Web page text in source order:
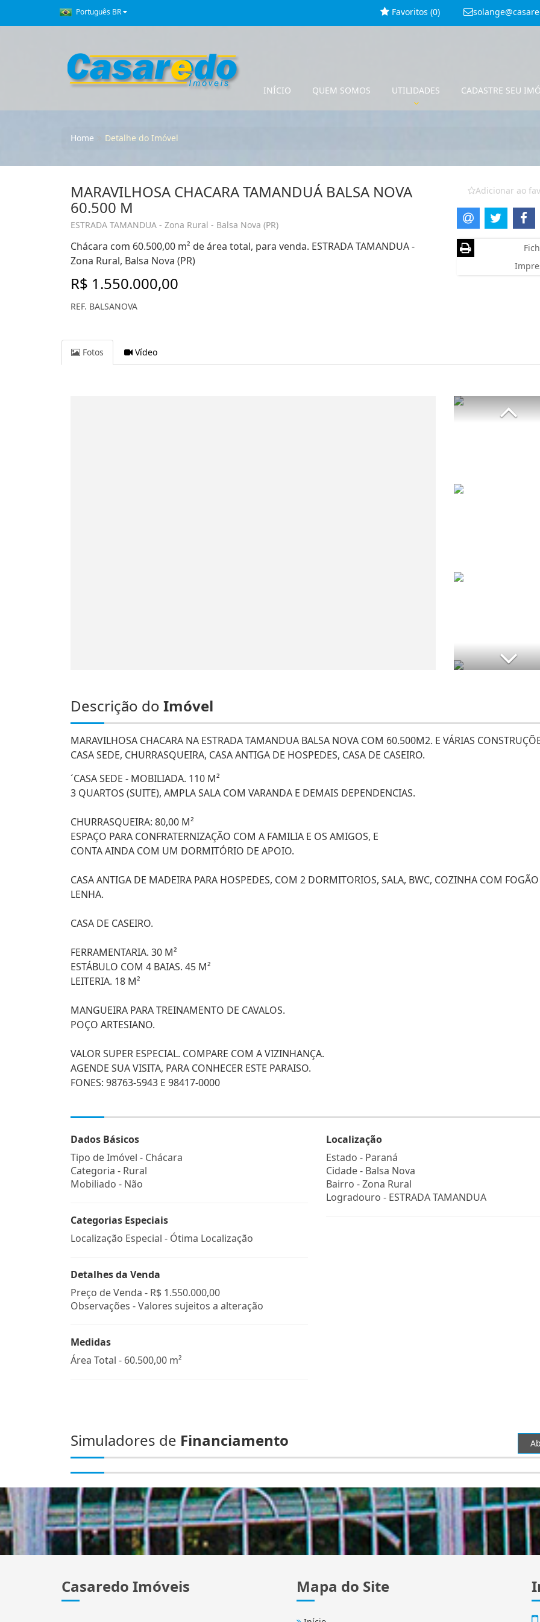
Português BR Favoritos (0)
INÍCIO QUEM SOMOS UTILIDADES CADASTRE SEU
Home Detalhe do Imóvel
MARAVILHOSA CHACARA TAMANDUÁ BALSA NOVA
60.500 M
ESTRADA TAMANDUA - Zona Rural - Balsa Nova (PR)
Chácara com 60.500,00 m² de área total, para venda. ESTRADA TAMANDUA -
Zona Rural, Balsa Nova (PR)
R$ 1.550.000,00
REF. BALSANOVA
Adicionar ao
Fotos Vídeo
Descrição do Imóvel
MARAVILHOSA CHACARA NA ESTRADA TAMANDUA BALSA NOVA COM 60.500M2. E VÁRIAS
CASA SEDE, CHURRASQUEIRA, CASA ANTIGA DE HOSPEDES, CASA DE CASEIRO.
´CASA SEDE - MOBILIADA. 110 M²
3 QUARTOS (SUITE), AMPLA SALA COM VARANDA E DEMAIS DEPENDENCIAS.
CHURRASQUEIRA: 80,00 M²
ESPAÇO PARA CONFRATERNIZAÇÃO COM A FAMILIA E OS AMIGOS, E
CONTA AINDA COM UM DORMITÓRIO DE APOIO.
CASA ANTIGA DE MADEIRA PARA HOSPEDES, COM 2 DORMITORIOS, SALA, BWC, COZINHA COM
LENHA.
CASA DE CASEIRO.
FERRAMENTARIA. 30 M²
ESTÁBULO COM 4 BAIAS. 45 M²
LEITERIA. 18 M²
MANGUEIRA PARA TREINAMENTO DE CAVALOS.
POÇO ARTESIANO.
VALOR SUPER ESPECIAL. COMPARE COM A VIZINHANÇA.
AGENDE SUA VISITA, PARA CONHECER ESTE PARAISO.
FONES: 98763-5943 E 98417-0000
Dados Básicos
Tipo de Imóvel - Chácara
Categoria - Rural
Mobiliado - Não
Categorias Especiais
Localização Especial - Ótima Localização
Detalhes da Venda
Preço de Venda - R$ 1.550.000,00
Observações - Valores sujeitos a alteração
Medidas
Área Total - 60.500,00 m²
Localização
Estado - Paraná
Cidade - Balsa Nova
Bairro -Zona Rural
Logradouro - ESTRADA TAMANDUA
Simuladores de Financiamento
Casaredo Imóveis Mapa do Site